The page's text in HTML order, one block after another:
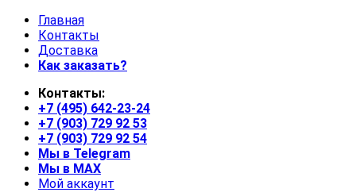
Skip
navigation
Skip
content
Главная
Контакты
Доставка
Как заказать?
Контакты:
+7 (495) 642-23-24
+7 (903) 729 92 53
+7 (903) 729 92 54
Мы в Telegram
Мы в MAX
Мой аккаунт